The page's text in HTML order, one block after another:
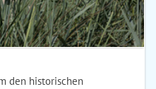
den historischen